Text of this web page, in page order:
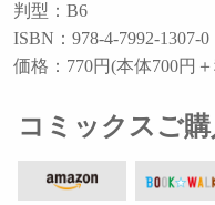
判型：B6
ISBN：978-4-7992-1307-0
価格：770円(本体700円＋
コミックスご